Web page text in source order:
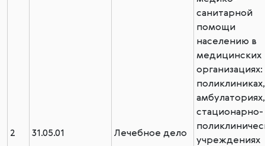
2 31.05.01 Лечебное дело
санитарной
помощи
населению в
медицинских
организациях:
поликлиниках,
амбулаториях,
стационарно-
учреждениях